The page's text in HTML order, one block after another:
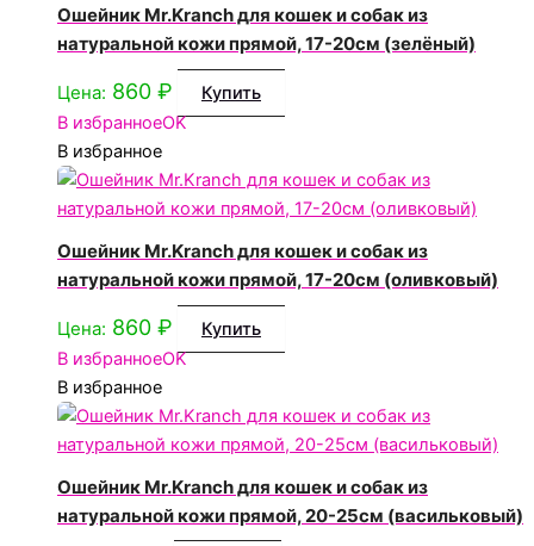
Ошейник Mr.Kranch для кошек и собак из
натуральной кожи прямой, 17-20см (зелёный)
Цена: 860 ₽
Купить
В избранноеOK
В избранное
Ошейник Mr.Kranch для кошек и собак из
натуральной кожи прямой, 17-20см (оливковый)
Цена: 860 ₽
Купить
В избранноеOK
В избранное
Ошейник Mr.Kranch для кошек и собак из
натуральной кожи прямой, 20-25см (васильковый)